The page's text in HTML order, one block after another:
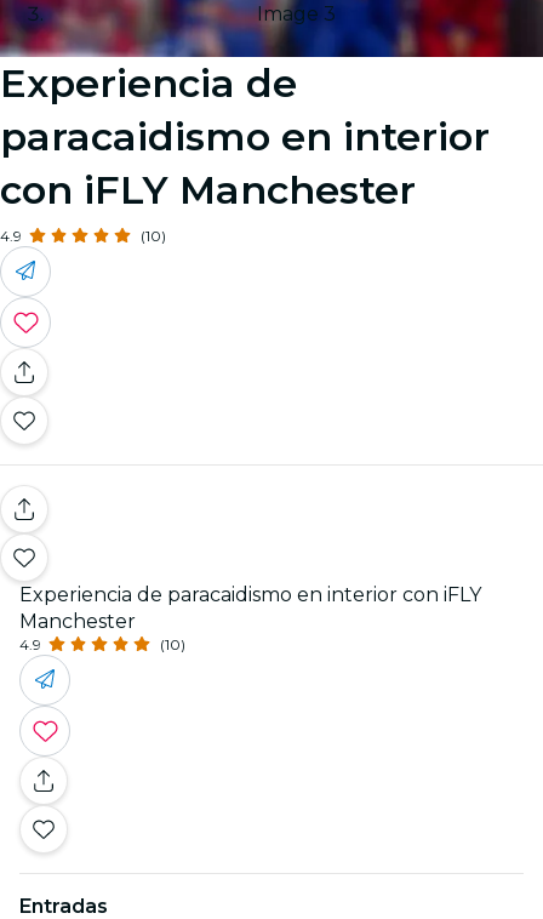
Image 3
Experiencia de
paracaidismo en interior
con iFLY Manchester
4.9 (10)
Experiencia de paracaidismo en interior con iFLY
Manchester
4.9 (10)
Entradas